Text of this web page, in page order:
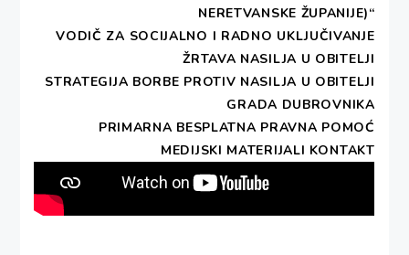
NERETVANSKE ŽUPANIJE)“
VODIČ ZA SOCIJALNO I RADNO UKLJUČIVANJE
ŽRTAVA NASILJA U OBITELJI
STRATEGIJA BORBE PROTIV NASILJA U OBITELJI
GRADA DUBROVNIKA
PRIMARNA BESPLATNA PRAVNA POMOĆ
MEDIJSKI MATERIJALI KONTAKT